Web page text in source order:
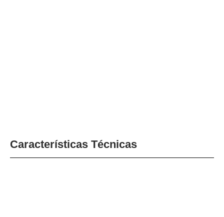
Características Técnicas